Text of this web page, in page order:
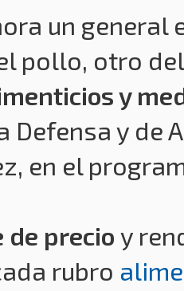
un general
pollo, otro
y
Defensa y de
en el
de precio y
rubro